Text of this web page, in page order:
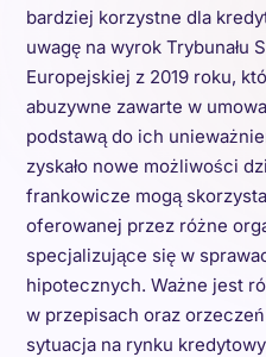
bardziej korzystne dla
uwagę na wyrok Trybunału
Europejskiej z 2019 roku,
abuzywne zawarte w
podstawą do ich
zyskało nowe możliwości
frankowicze mogą
oferowanej przez różne
specjalizujące się w
hipotecznych. Ważne jest
w przepisach oraz
sytuacja na rynku